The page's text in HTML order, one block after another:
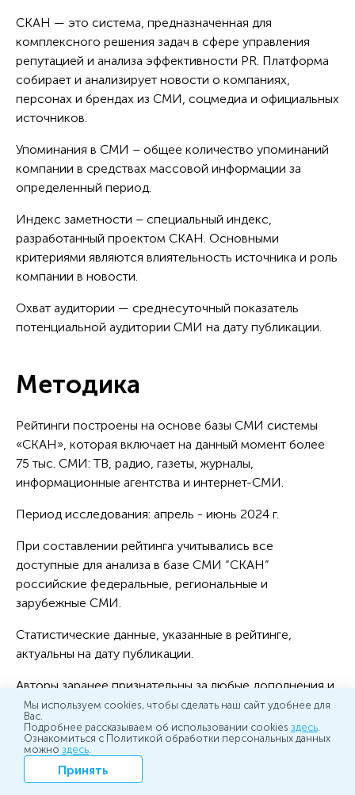
СКАН — это система, предназначенная для
комплексного решения задач в сфере управления
репутацией и анализа эффективности PR. Платформа
собирает и анализирует новости о компаниях,
персонах и брендах из СМИ, соцмедиа и официальных
источников.
Упоминания в СМИ – общее количество упоминаний
компании в средствах массовой информации за
определенный период.
Индекс заметности – специальный индекс,
разработанный проектом СКАН. Основными
критериями являются влиятельность источника и роль
компании в новости.
Охват аудитории — среднесуточный показатель
потенциальной аудитории СМИ на дату публикации.
Методика
Рейтинги построены на основе базы СМИ системы
«СКАН», которая включает на данный момент более
75 тыс. СМИ: ТВ, радио, газеты, журналы,
информационные агентства и интернет-СМИ.
Период исследования: апрель - июнь 2024 г.
При составлении рейтинга учитывались все
доступные для анализа в базе СМИ “СКАН”
российские федеральные, региональные и
зарубежные СМИ.
Статистические данные, указанные в рейтинге,
актуальны на дату публикации.
Авторы заранее признательны за любые дополнения и
уточнения, которые можно направить электронной
почтой по адресу marketing@scan-interfax.ru
Мы используем cookies, чтобы сделать наш сайт удобнее для
Вас.
Подробнее рассказываем об использовании cookies здесь.
Ознакомиться с Политикой обработки персональных данных
можно здесь.
Принять